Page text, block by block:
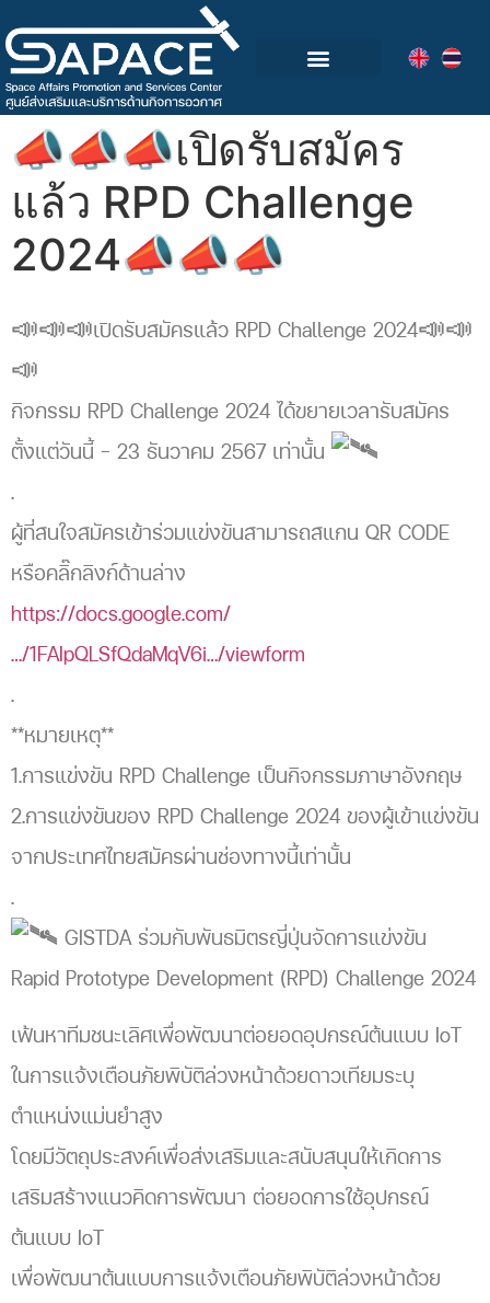
📣📣📣เปิดรับสมัคร
แล้ว RPD Challenge
2024📣📣📣
📣📣📣เปิดรับสมัครแล้ว RPD Challenge 2024📣📣
📣
กิจกรรม RPD Challenge 2024 ได้ขยายเวลารับสมัคร
ตั้งแต่วันนี้ – 23 ธันวาคม 2567 เท่านั้น
.
ผู้ที่สนใจสมัครเข้าร่วมแข่งขันสามารถสแกน QR CODE
หรือคลิ๊กลิงก์ด้านล่าง
https://docs.google.com/
…/1FAIpQLSfQdaMqV6i…/viewform
.
**หมายเหตุ**
1.การแข่งขัน RPD Challenge เป็นกิจกรรมภาษาอังกฤษ
2.การแข่งขันของ RPD Challenge 2024 ของผู้เข้าแข่งขัน
จากประเทศไทยสมัครผ่านช่องทางนี้เท่านั้น
.
GISTDA ร่วมกับพันธมิตรญี่ปุ่นจัดการแข่งขัน
Rapid Prototype Development (RPD) Challenge 2024
เฟ้นหาทีมชนะเลิศเพื่อพัฒนาต่อยอดอุปกรณ์ต้นแบบ IoT
ในการแจ้งเตือนภัยพิบัติล่วงหน้าด้วยดาวเทียมระบุ
ตำแหน่งแม่นยำสูง
โดยมีวัตถุประสงค์เพื่อส่งเสริมและสนับสนุนให้เกิดการ
เสริมสร้างแนวคิดการพัฒนา ต่อยอดการใช้อุปกรณ์
ต้นแบบ IoT
เพื่อพัฒนาต้นแบบการแจ้งเตือนภัยพิบัติล่วงหน้าด้วย